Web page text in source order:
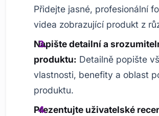
Přidejte jasné, profesionální
videa zobrazující produkt z
Napište detailní a
produktu: Detailně popište
vlastnosti, benefity a oblast
produktu.
Prezentujte uživatelské